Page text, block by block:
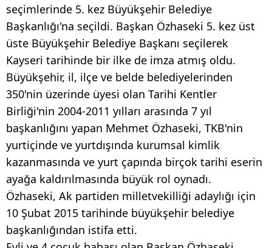
seçimlerinde 5. kez Büyükşehir Belediye
Başkanlığı'na seçildi. Başkan Özhaseki 5. kez üst
üste Büyükşehir Belediye Başkanı seçilerek
Kayseri tarihinde bir ilke de imza atmış oldu.
Büyükşehir, il, ilçe ve belde belediyelerinden
350'nin üzerinde üyesi olan Tarihi Kentler
Birliği'nin 2004-2011 yılları arasında 7 yıl
başkanlığını yapan Mehmet Özhaseki, TKB'nin
yurtiçinde ve yurtdışında kurumsal kimlik
kazanmasında ve yurt çapında birçok tarihi eserin
ayağa kaldırılmasında büyük rol oynadı.
Özhaseki, Ak partiden milletvekilliği adaylığı için
10 Şubat 2015 tarihinde büyükşehir belediye
başkanlığından istifa etti.